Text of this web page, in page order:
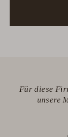
Für diese
unsere